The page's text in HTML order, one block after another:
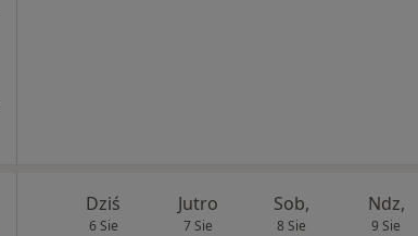
Dziś
6 Sie
Jutro
7 Sie
Sob,
8 Sie
Ndz,
9 Sie